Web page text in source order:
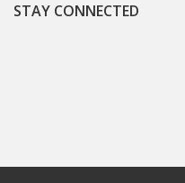
STAY CONNECTED